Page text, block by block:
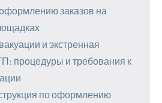
заказов на
и экстренная
процедуры и требования к
по оформлению